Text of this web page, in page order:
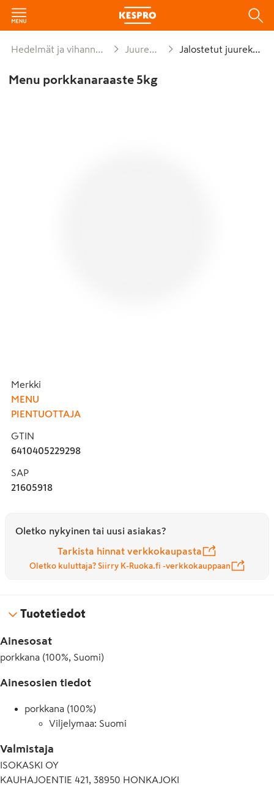
Hedelmät ja vihannekset Juurekset Jalostetut juurekset
Menu porkkanaraaste 5kg
Merkki
MENU
PIENTUOTTAJA
GTIN
6410405229298
SAP
21605918
Oletko nykyinen tai uusi asiakas?
Tarkista hinnat verkkokaupasta
Oletko kuluttaja? Siirry K-Ruoka.fi -verkkokauppaan
Tuotetiedot
Ainesosat
porkkana (100%, Suomi)
Ainesosien tiedot
porkkana (100%)
Viljelymaa: Suomi
Valmistaja
ISOKASKI OY
KAUHAJOENTIE 421, 38950 HONKAJOKI